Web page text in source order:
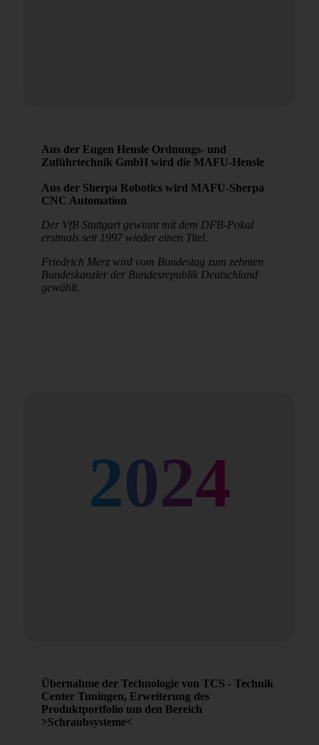
Aus der Eugen Hensle Ordnungs- und
Zuführtechnik GmbH wird die MAFU-Hensle
Aus der Sherpa Robotics wird MAFU-Sherpa
CNC Automation
Der VfB Stuttgart gewinnt mit dem DFB-Pokal
erstmals seit 1997 wieder einen Titel.
Friedrich Merz wird vom Bundestag zum zehnten
Bundeskanzler der Bundesrepublik Deutschland
gewählt.
2024
Übernahme der Technologie von TCS - Technik
Center Tuningen, Erweiterung des
Produktportfolio um den Bereich
>Schraubsysteme<